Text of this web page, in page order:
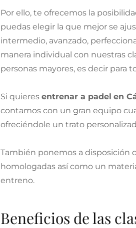
Por ello, te ofrecemos la
puedas elegir la que mejor se
intermedio, avanzado,
manera individual con nuestras
personas mayores, es decir para
Si quieres entrenar a padel en
contamos con un gran equipo
ofreciéndole un trato
También ponemos a disposición
homologadas así como un
entreno.
Beneficios de las